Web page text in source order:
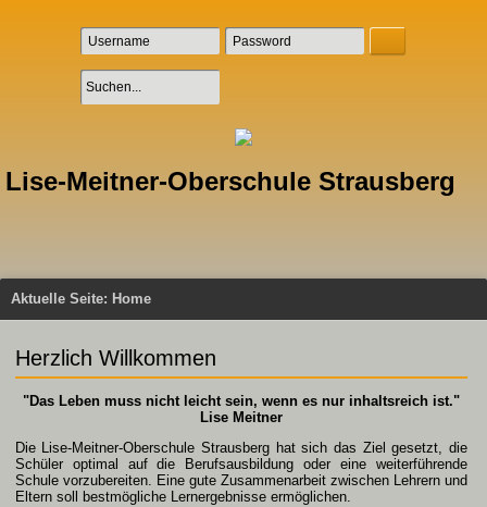
Lise-Meitner-Oberschule Strausberg
Aktuelle Seite: Home
Herzlich Willkommen
"Das Leben muss nicht leicht sein, wenn es nur inhaltsreich ist."
Lise Meitner
Die Lise-Meitner-Oberschule Strausberg hat sich das Ziel gesetzt, die
Schüler optimal auf die Berufsausbildung oder eine weiterführende
Schule vorzubereiten. Eine gute Zusammenarbeit zwischen Lehrern und
Eltern soll bestmögliche Lernergebnisse ermöglichen.